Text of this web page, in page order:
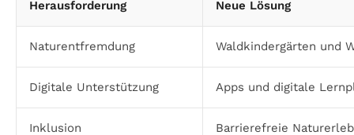
Herausforderung Neue Lösung
Naturentfremdung Waldkindergärten und
Digitale Unterstützung Apps und digitale
Inklusion Barrierefreie